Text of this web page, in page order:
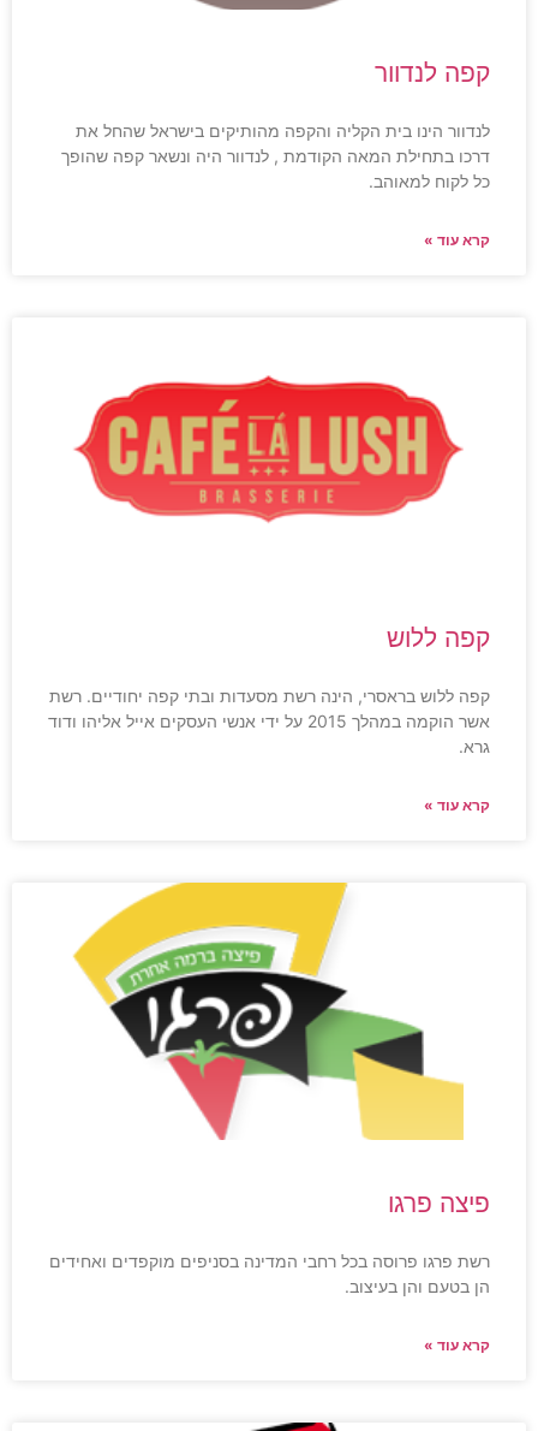
קפה לנדוור
לנדוור הינו בית הקליה והקפה מהותיקים בישראל שהחל את
דרכו בתחילת המאה הקודמת , לנדוור היה ונשאר קפה שהופך
כל לקוח למאוהב.
קרא עוד »
קפה ללוש
קפה ללוש בראסרי, הינה רשת מסעדות ובתי קפה יחודיים. רשת
אשר הוקמה במהלך 2015 על ידי אנשי העסקים אייל אליהו ודוד
גרא.
קרא עוד »
פיצה פרגו
רשת פרגו פרוסה בכל רחבי המדינה בסניפים מוקפדים ואחידים
הן בטעם והן בעיצוב.
קרא עוד »